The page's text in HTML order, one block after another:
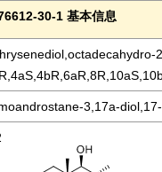
30-1 基本信息
3,17a-